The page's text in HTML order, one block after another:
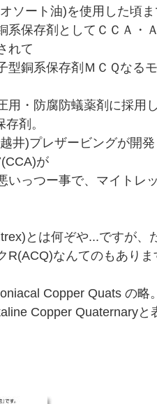
ソート油)を使用した頃
系保存剤としてＣＣＡ・
れて
型銅系保存剤ＭＣＱなる
用・防腐防蟻薬剤に採用
剤。
井)プレザービングが開
が
いっつー事で、マイトレ
とは何ぞや...ですが、
R(ACQ)なんてのもありま
Copper Quats の略
Copper Quaternaryと